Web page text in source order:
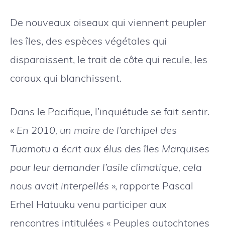
De nouveaux oiseaux qui viennent peupler
les îles, des espèces végétales qui
disparaissent, le trait de côte qui recule, les
coraux qui blanchissent.
Dans le Pacifique, l’inquiétude se fait sentir.
« En 2010, un maire de l’archipel des
Tuamotu a écrit aux élus des îles Marquises
pour leur demander l’asile climatique, cela
nous avait interpellés », rapporte Pascal
Erhel Hatuuku venu participer aux
rencontres intitulées « Peuples autochtones